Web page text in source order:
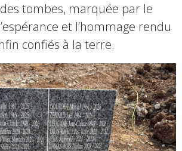
tombes, marquée par le
et l’hommage rendu
confiés à la terre.